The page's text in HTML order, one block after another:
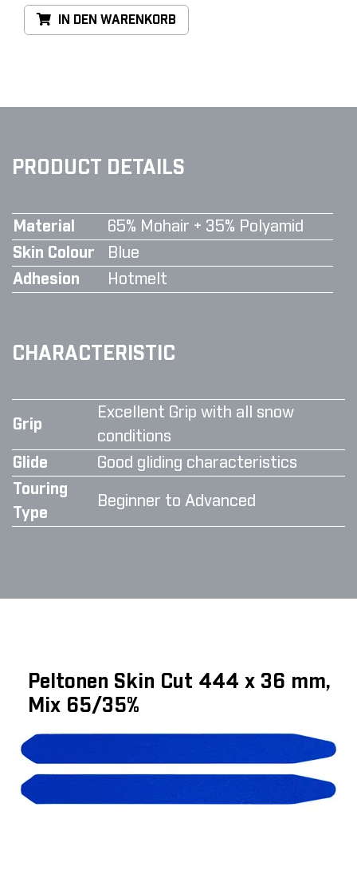
IN DEN WARENKORB
PRODUCT DETAILS
Material
65% Mohair + 35% Polyamid
Skin Colour
Blue
Adhesion
Hotmelt
CHARACTERISTIC
Grip
Excellent Grip with all snow
conditions
Glide
Good gliding characteristics
Touring
Type
Beginner to Advanced
Peltonen Skin Cut 444 x 36 mm,
Mix 65/35%